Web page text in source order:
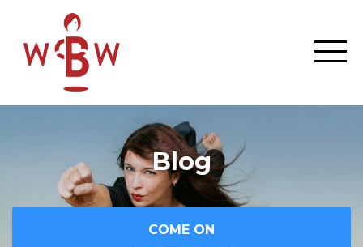
Blog
COME ON